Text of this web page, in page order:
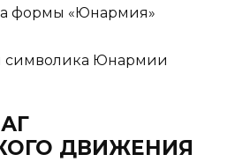
формы «Юнармия»
ДВИЖЕНИЯ